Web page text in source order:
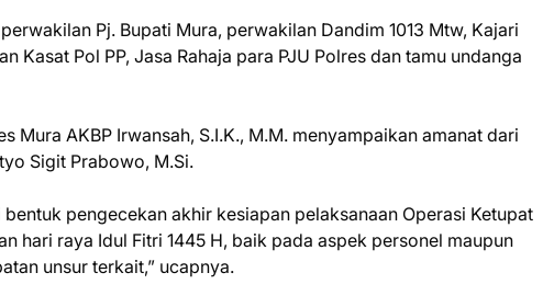
Pj. Bupati Mura, perwakilan Dandim 1013 Mtw, Kajari
Kasat Pol PP, Jasa Rahaja para PJU Polres dan tamu undanga
Mura AKBP Irwansah, S.I.K., M.M. menyampaikan amanat dari
Sigit Prabowo, M.Si.
pengecekan akhir kesiapan pelaksanaan Operasi Ketupat
hari raya Idul Fitri 1445 H, baik pada aspek personel maupun
unsur terkait,” ucapnya.